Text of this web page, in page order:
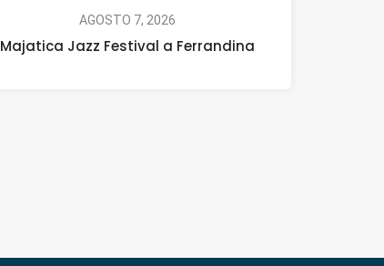
AGOSTO 7, 2026
Majatica Jazz Festival a Ferrandina